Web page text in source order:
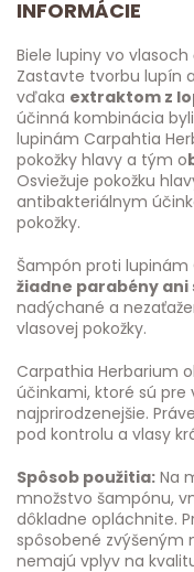
INFORMÁCIE
Biele lupiny vo
Zastavte tvorbu lupín
vďaka extraktom z
účinná kombinácia
lupinám Carpahtia
pokožky hlavy a tým o
Osviežuje pokožku
antibakteriálnym
pokožky.
Šampón proti
žiadne parabény ani
nadýchané a
vlasovej pokožky.
Carpathia Herbarium
účinkami, ktoré sú pre
najprirodzenejšie.
pod kontrolu a vlasy
Spôsob použitia: Na
množstvo šampónu,
dôkladne opláchnite.
spôsobené zvýšeným
nemajú vplyv na